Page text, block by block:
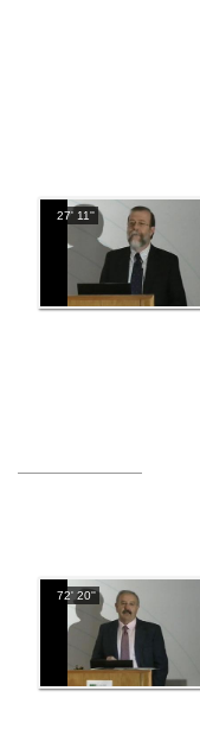
27' 11''
72' 20''